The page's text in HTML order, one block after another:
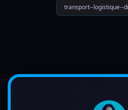
transport--logistique--